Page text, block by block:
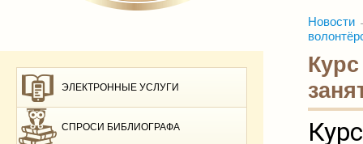
ЭЛЕКТРОННЫЕ УСЛУГИ
СПРОСИ БИБЛИОГРАФА
Новости